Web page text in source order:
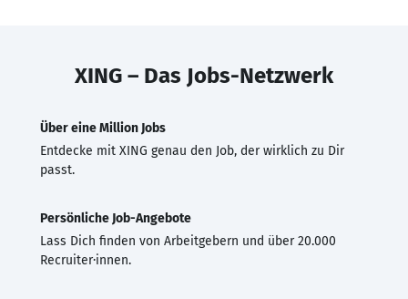
XING – Das Jobs-Netzwerk
Über eine Million Jobs
Entdecke mit XING genau den Job, der wirklich zu Dir
passt.
Persönliche Job-Angebote
Lass Dich finden von Arbeitgebern und über 20.000
Recruiter·innen.